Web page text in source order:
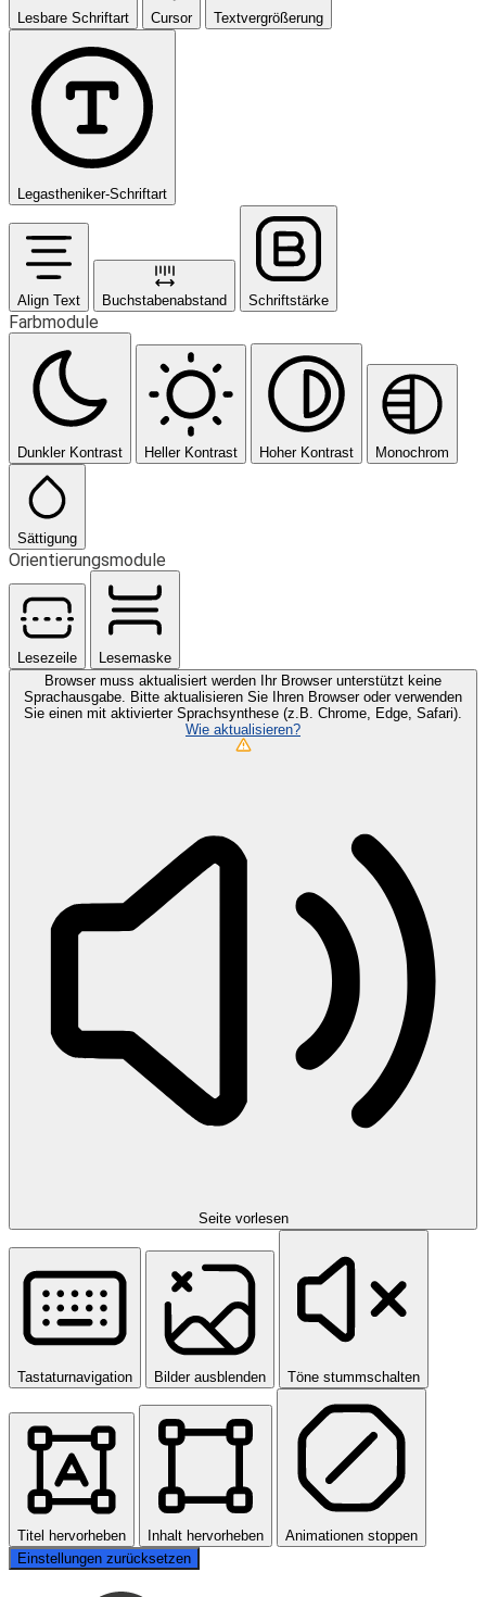
Lesbare Schriftart Cursor Textvergrößerung
Legastheniker-Schriftart
Align Text Buchstabenabstand Schriftstärke
Farbmodule
Dunkler Kontrast Heller Kontrast Hoher Kontrast Monochrom
Sättigung
Orientierungsmodule
Lesezeile
Lesemaske
Browser muss aktualisiert werden Ihr Browser unterstützt keine
Sprachausgabe. Bitte aktualisieren Sie Ihren Browser oder verwenden
Sie einen mit aktivierter Sprachsynthese (z.B. Chrome, Edge, Safari).
Wie aktualisieren?
Seite vorlesen
Tastaturnavigation Bilder ausblenden Töne stummschalten
Titel hervorheben Inhalt hervorheben
Animationen stoppen
Einstellungen zurücksetzen